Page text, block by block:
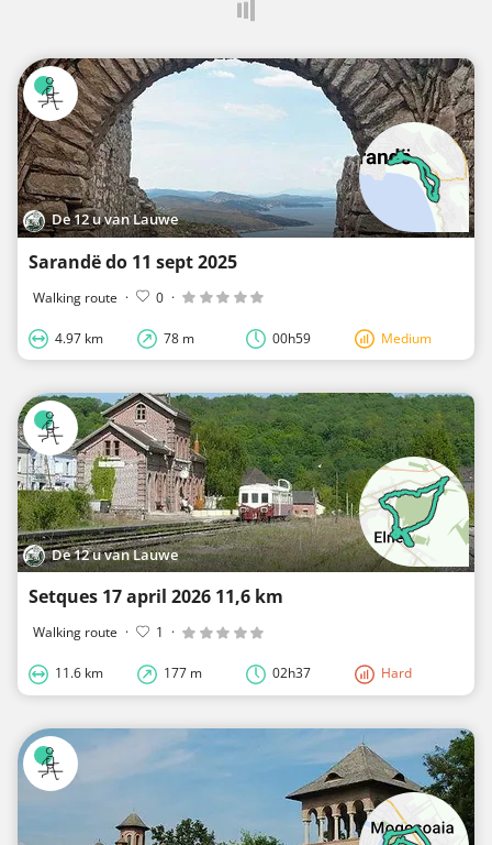
De 12 u van Lauwe
Sarandë do 11 sept 2025
Walking route · 0 ·
4.97 km 78 m 00h59 Medium
De 12 u van Lauwe
Setques 17 april 2026 11,6 km
Walking route · 1 ·
11.6 km 177 m 02h37 Hard